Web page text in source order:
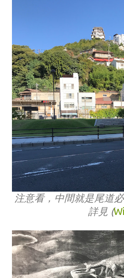
注意看，中間就是尾道
詳見 (